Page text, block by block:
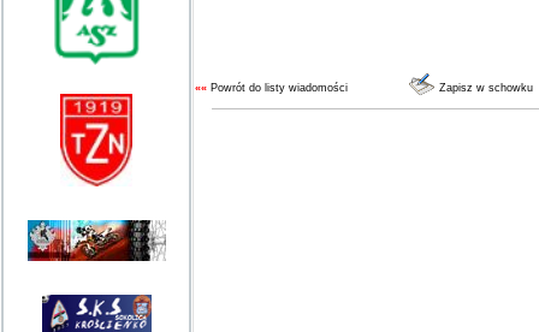
«« Powrót do listy wiadomości Zapisz w schowku